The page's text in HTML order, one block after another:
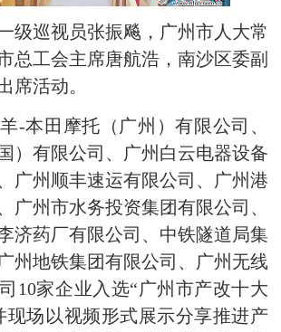
巡视员张振飚，广州市人大常
总工会主席唐航浩，南沙区委副
席活动。
田摩托（广州）有限公司、
）有限公司、广州白云电器设备
广州顺丰速运有限公司、广州港
广州市水务投资集团有限公司、
济药厂有限公司、中铁隧道局集
州地铁集团有限公司、广州无线
10家企业入选“广州市产改十大
现场以视频形式展示分享推进产